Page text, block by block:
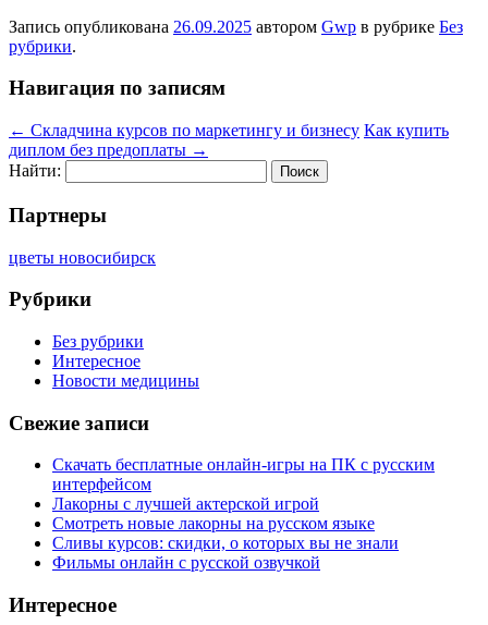
Запись опубликована 26.09.2025 автором Gwp в рубрике Без
рубрики.
Навигация по записям
← Складчина курсов по маркетингу и бизнесу Как купить
диплом без предоплаты →
Найти:
Партнеры
цветы новосибирск
Рубрики
Без рубрики
Интересное
Новости медицины
Свежие записи
Скачать бесплатные онлайн-игры на ПК с русским
интерфейсом
Лакорны с лучшей актерской игрой
Смотреть новые лакорны на русском языке
Сливы курсов: скидки, о которых вы не знали
Фильмы онлайн с русской озвучкой
Интересное